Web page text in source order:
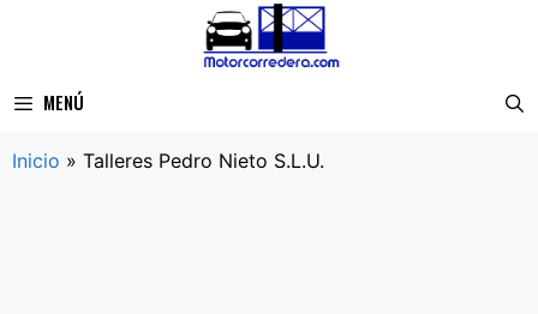
MENÚ
Inicio » Talleres Pedro Nieto S.L.U.